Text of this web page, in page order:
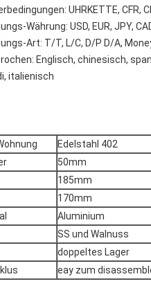
UHRKETTE, CFR,
Währung: USD, EUR, JPY,
Art: T/T, L/C, D/P D/A,
Englisch, chinesisch,
italienisch
Edelstahl 402
50mm
185mm
170mm
Aluminium
SS und Walnuss
doppeltes Lager
eay zum